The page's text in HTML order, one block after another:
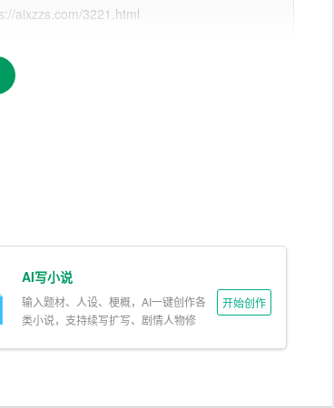
导体芯片的支持。从CPU、GPU到更为复
尤其是在大型数据中心和云计算领域，AI芯
表明了当前市场对半导体器件的需求已经
aixzzs.com/3221.html
AI写小说
输入题材、人设、梗概，AI一键创作各
类小说，支持续写扩写、剧情人物修
开始创作